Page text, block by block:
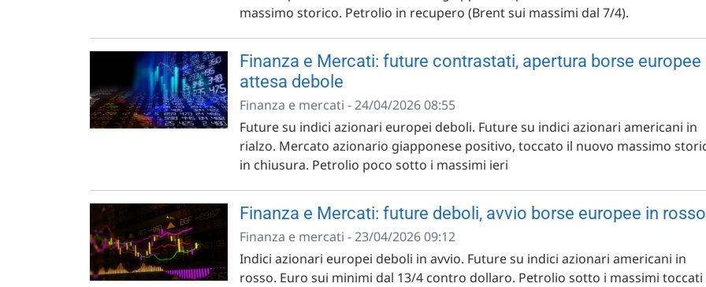
massimo storico. Petrolio in recupero (Brent sui massimi dal 7/4).
Finanza e Mercati: future contrastati, apertura borse europee
attesa debole
Finanza e mercati - 24/04/2026 08:55
Future su indici azionari europei deboli. Future su indici azionari americani in
rialzo. Mercato azionario giapponese positivo, toccato il nuovo massimo
in chiusura. Petrolio poco sotto i massimi ieri
Finanza e Mercati: future deboli, avvio borse europee in rosso
Finanza e mercati - 23/04/2026 09:12
Indici azionari europei deboli in avvio. Future su indici azionari americani in
rosso. Euro sui minimi dal 13/4 contro dollaro. Petrolio sotto i massimi toccati